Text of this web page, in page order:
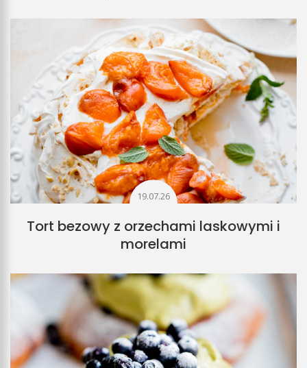
19.07.26
Tort bezowy z orzechami laskowymi i
morelami